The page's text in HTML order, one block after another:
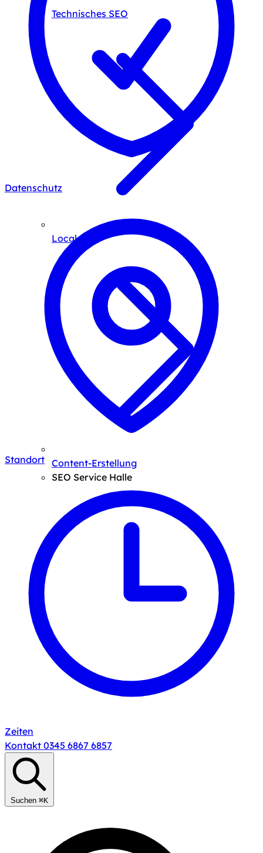
Technisches SEO
Local SEO
Content-Erstellung
SEO Service Halle
Datenschutz
Standort
Zeiten
Kontakt 0345 6867 6857
Suchen ⌘K